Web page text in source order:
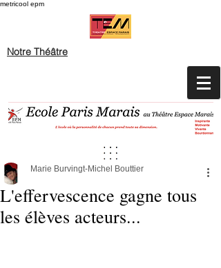
metricool epm
Notre Théâtre
L'effervescence gagne tous
les élèves acteurs...
Marie Burvingt-Michel Bouttier